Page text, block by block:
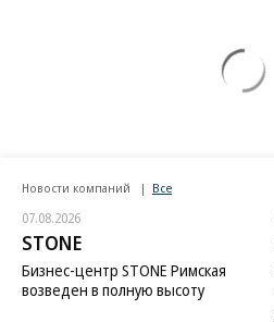
Новости компаний Все
07.08.2026
STONE
Бизнес-центр STONE Римская
возведен в полную высоту